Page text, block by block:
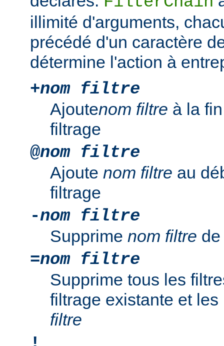
illimité d'arguments,
précédé d'un caractère
détermine l'action à
+nom filtre
Ajoutenom filtre à la
filtrage
@nom filtre
Ajoute nom filtre au
filtrage
-nom filtre
Supprime nom filtre
=nom filtre
Supprime tous les
filtrage existante et
filtre